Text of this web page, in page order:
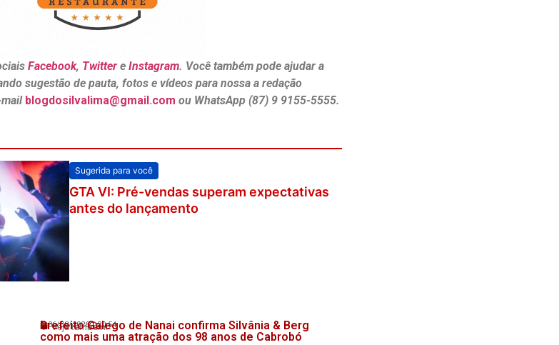
Facebook, Twittere Instagram. Você também pode ajudar a
sugestão de pauta, fotos e vídeos para nossa a redação
blogdosilvalima@gmail.com ou WhatsApp (87) 9 9155-5555.
Sugerida para você
GTA VI: Pré-vendas superam expectativas
antes do lançamento
💬 Veja também!
06/08/2026 20:54
Prefeito Galego de Nanai confirma Silvânia & Berg
como mais uma atração dos 98 anos de Cabrobó